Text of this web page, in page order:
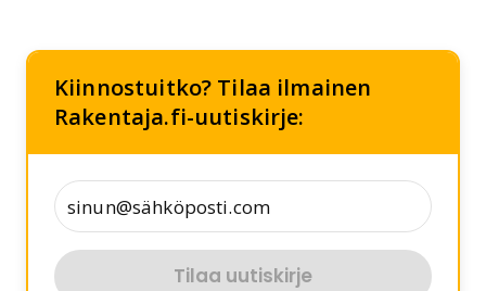
Kiinnostuitko? Tilaa ilmainen
Rakentaja.fi-uutiskirje:
Tilaa uutiskirje